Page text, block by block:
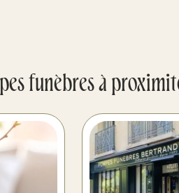
funèbres à